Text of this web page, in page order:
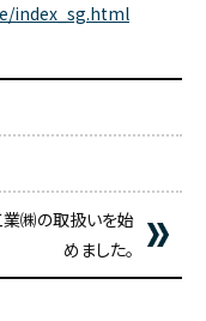
index_sg.html
業㈱の取扱いを始
めました。